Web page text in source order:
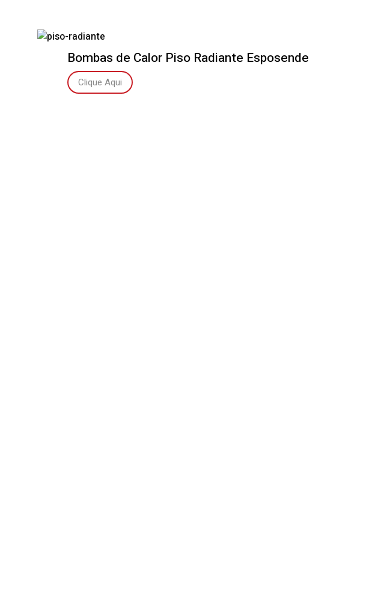
Bombas de Calor Piso Radiante Esposende
Clique Aqui